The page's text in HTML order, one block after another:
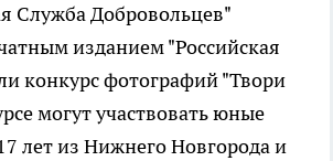
Служба Добровольцев"
изданием "Российская
конкурс фотографий "Твори
могут участвовать юные
лет из Нижнего Новгорода и